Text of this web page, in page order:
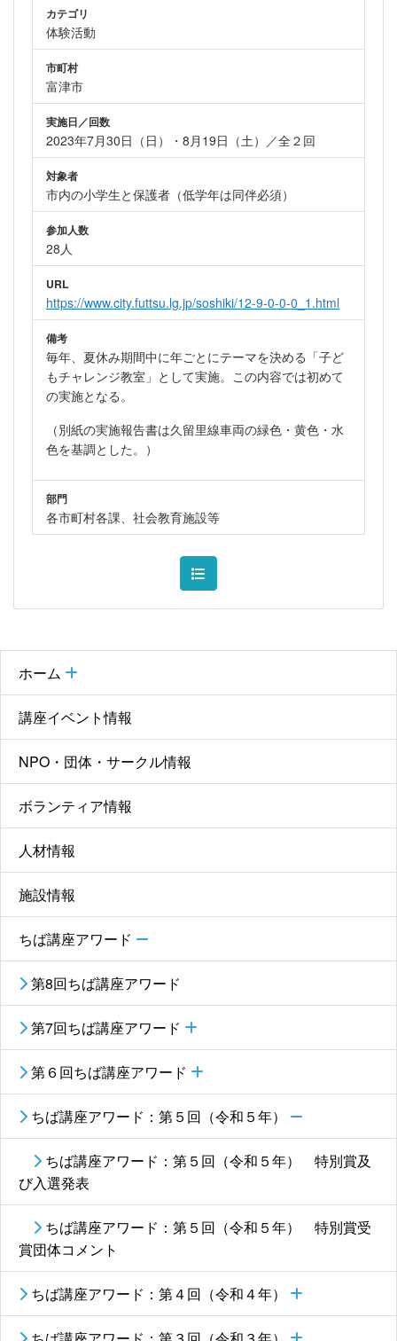
ホーム
講座イベント情報
NPO・団体・サークル情報
ボランティア情報
人材情報
施設情報
ちば講座アワード
第8回ちば講座アワード
第7回ちば講座アワード
第６回ちば講座アワード
ちば講座アワード：第５回（令和５年）
ちば講座アワード：第５回（令和５年） 特別賞及
び入選発表
ちば講座アワード：第５回（令和５年） 特別賞受
賞団体コメント
ちば講座アワード：第４回（令和４年）
カテゴリ
体験活動
市町村
富津市
実施日／回数
2023年7月30日（日）・8月19日（土）／全２回
対象者
市内の小学生と保護者（低学年は同伴必須）
参加人数
28人
URL
https://www.city.futtsu.lg.jp/soshiki/12-9-0-0-0_1.html
備考
毎年、夏休み期間中に年ごとにテーマを決める「子ど
もチャレンジ教室」として実施。この内容では初めて
の実施となる。
（別紙の実施報告書は久留里線車両の緑色・黄色・水
色を基調とした。）
部門
各市町村各課、社会教育施設等